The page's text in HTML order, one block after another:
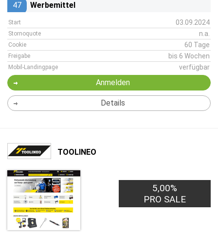
47 Werbemittel
Start 03.09.2024
Stornoquote n.a.
Cookie 60 Tage
Freigabe bis 6 Wochen
Mobil-Landingpage verfügbar
Anmelden
Details
TOOLINEO
5,00%
PRO SALE